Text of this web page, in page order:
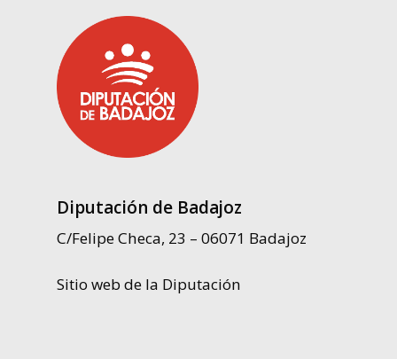
Diputación de Badajoz
C/Felipe Checa, 23 – 06071 Badajoz
Sitio web de la Diputación